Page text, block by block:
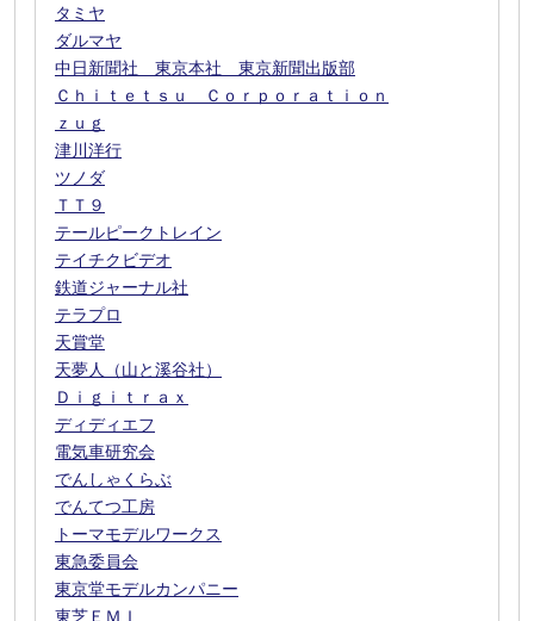
タミヤ
ダルマヤ
中日新聞社 東京本社 東京新聞出版部
Ｃｈｉｔｅｔｓｕ Ｃｏｒｐｏｒａｔｉｏｎ
ｚｕｇ
津川洋行
ツノダ
ＴＴ９
テールピークトレイン
テイチクビデオ
鉄道ジャーナル社
テラプロ
天賞堂
天夢人（山と溪谷社）
Ｄｉｇｉｔｒａｘ
ディディエフ
電気車研究会
でんしゃくらぶ
でんてつ工房
トーマモデルワークス
東急委員会
東京堂モデルカンパニー
東芝ＥＭＩ